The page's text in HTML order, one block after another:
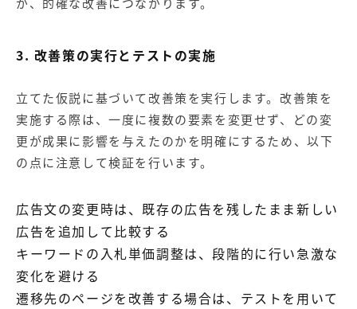
3. 改善策の実行とテストの実施
立てた仮説に基づいて改善策を実行します。改善策を
実施する際は、一度に複数の要素を変更せず、どの変
更が成果に影響を与えたのかを明確にするため、以下
の点に注意して検証を行います。
広告文の変更時は、既存の広告を残したまま新しい
広告を追加して比較する
キーワードの入札単価調整は、段階的に行い急激な
変化を避ける
遷移先のページを改善する場合は、テストを用いて